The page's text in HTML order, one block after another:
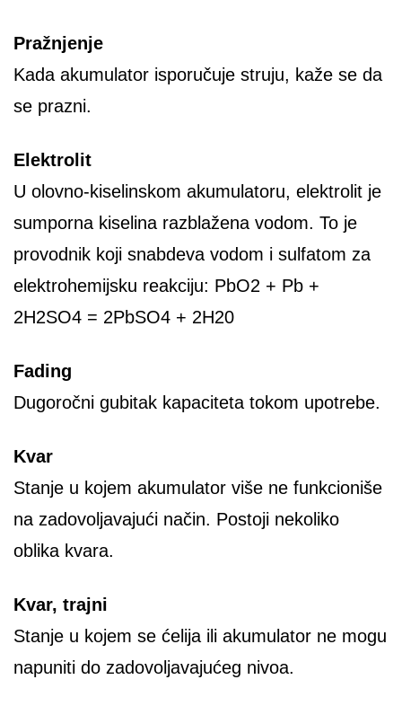
Pražnjenje
Kada akumulator isporučuje struju, kaže se da
se prazni.
Elektrolit
U olovno-kiselinskom akumulatoru, elektrolit je
sumporna kiselina razblažena vodom. To je
provodnik koji snabdeva vodom i sulfatom za
elektrohemijsku reakciju: PbO2 + Pb +
2H2SO4 = 2PbSO4 + 2H20
Fading
Dugoročni gubitak kapaciteta tokom upotrebe.
Kvar
Stanje u kojem akumulator više ne funkcioniše
na zadovoljavajući način. Postoji nekoliko
oblika kvara.
Kvar, trajni
Stanje u kojem se ćelija ili akumulator ne mogu
napuniti do zadovoljavajućeg nivoa.